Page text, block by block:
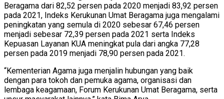
Beragama dari 82,52 persen pada 2020 menjadi 83,92 persen
pada 2021, Indeks Kerukunan Umat Beragama juga mengalami
peningkatan yang semula di 2020 sebesar 67,46 persen
menjadi sebesar 72,39 persen pada 2021 serta Indeks
Kepuasan Layanan KUA meningkat pula dari angka 77,28
persen pada 2019 menjadi 78,90 persen pada 2021.
“Kementerian Agama juga menjalin hubungan yang baik
dengan para tokoh dan pemuka agama, organisasi dan
lembaga keagamaan, Forum Kerukunan Umat Beragama, serta